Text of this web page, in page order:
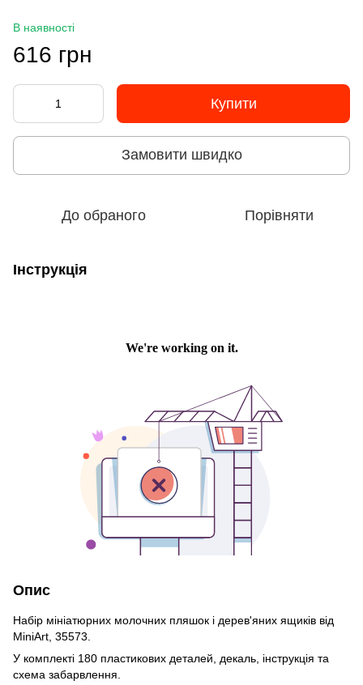
В наявності
616 грн
Купити
Замовити швидко
До обраного Порівняти
Інструкція
Опис
Набір мініатюрних молочних пляшок і дерев'яних ящиків від
MiniArt, 35573.
У комплекті 180 пластикових деталей, декаль, інструкція та
схема забарвлення.